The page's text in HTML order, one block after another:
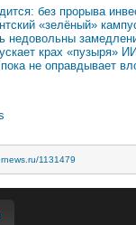
без прорыва
«зелёный»
недовольны
крах «пузыря»
не оправдывает
1131479